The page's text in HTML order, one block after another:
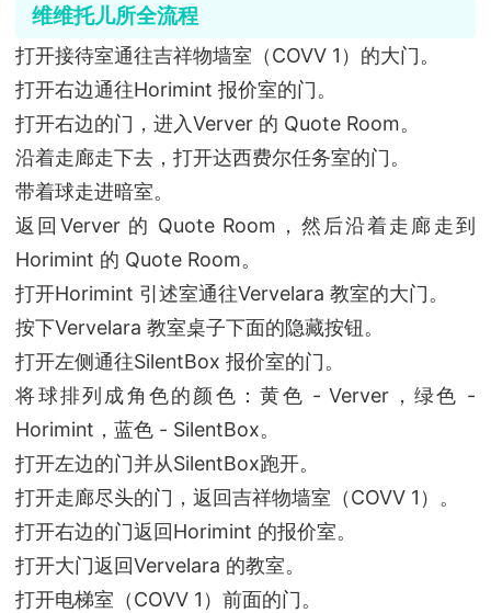
维维托儿所全流程
打开接待室通往吉祥物墙室（COVV 1）的大门。
打开右边通往Horimint 报价室的门。
打开右边的门，进入Verver 的 Quote Room。
沿着走廊走下去，打开达西费尔任务室的门。
带着球走进暗室。
返回Verver 的 Quote Room，然后沿着走廊走到
Horimint 的 Quote Room。
打开Horimint 引述室通往Vervelara 教室的大门。
按下Vervelara 教室桌子下面的隐藏按钮。
打开左侧通往SilentBox 报价室的门。
将球排列成角色的颜色：黄色 - Verver，绿色 -
Horimint，蓝色 - SilentBox。
打开左边的门并从SilentBox跑开。
打开走廊尽头的门，返回吉祥物墙室（COVV 1）。
打开右边的门返回Horimint 的报价室。
打开大门返回Vervelara 的教室。
打开电梯室（COVV 1）前面的门。